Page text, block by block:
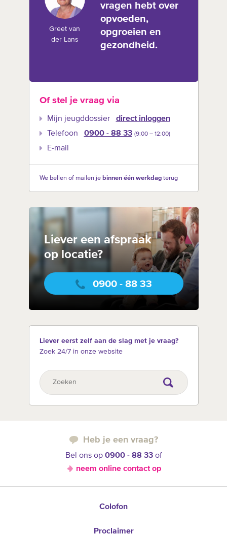
Greet van
der Lans
vragen hebt over
opvoeden,
opgroeien en
gezondheid.
Of stel je vraag via
Mijn jeugddossier
direct inloggen
Telefoon
0900 - 88 33 (9:00 –‍ 12:00)
E-mail
We bellen of mailen je binnen één werkdagterug
Liever een afspraak
op locatie?
0900 - 88 33
Liever eerst zelf aan de slag met je vraag?
Zoek 24/7 in onze website
Heb je een vraag?
Bel ons op 0900 - 88 33of
neem online contact op
Colofon
Proclaimer